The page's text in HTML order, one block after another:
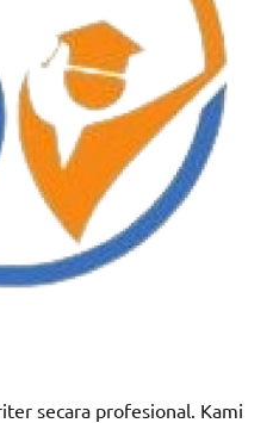
secara profesional. Kami